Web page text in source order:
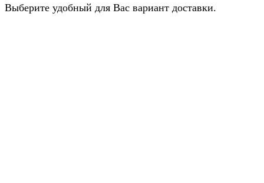
Выберите удобный для Вас вариант доставки.